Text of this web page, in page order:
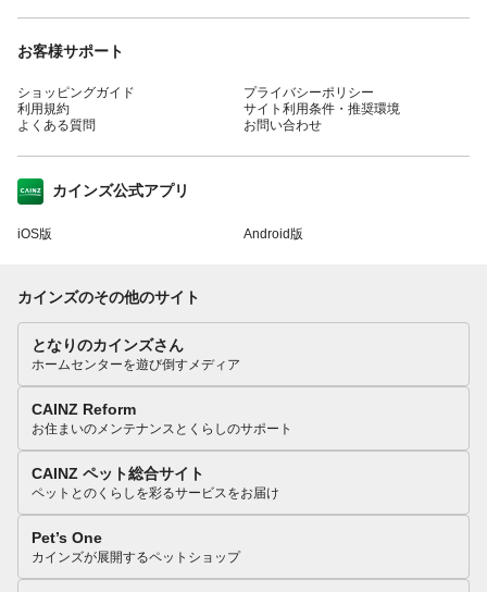
お客様サポート
ショッピングガイド
利用規約
よくある質問
プライバシーポリシー
サイト利用条件・推奨環境
お問い合わせ
カインズ公式アプリ
iOS版 Android版
カインズのその他のサイト
となりのカインズさん
ホームセンターを遊び倒すメディア
CAINZ Reform
お住まいのメンテナンスとくらしのサポート
CAINZ ペット総合サイト
ペットとのくらしを彩るサービスをお届け
Pet’s One
カインズが展開するペットショップ